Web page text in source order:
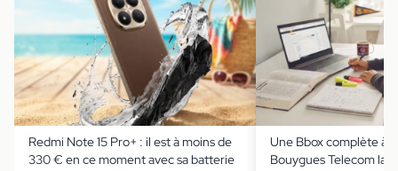
Redmi Note 15 Pro+ : il est à moins de
330 € en ce moment avec sa batterie
Une Bbox complète à
Bouygues Telecom